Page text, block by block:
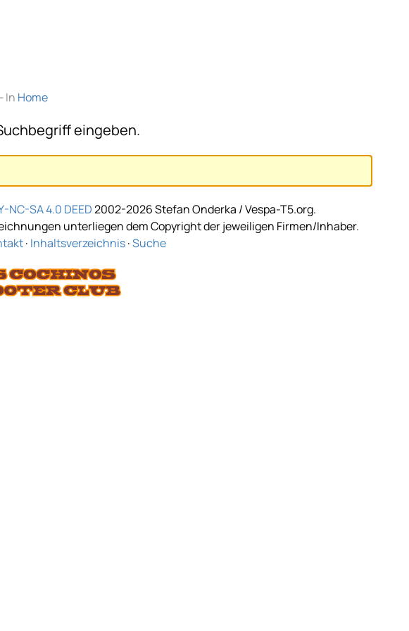
In Home
eingeben.
NC-SA 4.0 DEED2002-2026 Stefan Onderka / Vespa-T5.org.
unterliegen dem Copyright der jeweiligen Firmen/Inhaber.
· Inhaltsverzeichnis·Suche